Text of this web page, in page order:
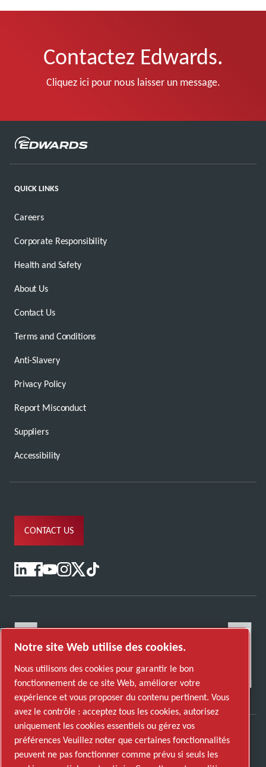
Contactez Edwards.
Cliquez ici pour nous laisser un message.
QUICK LINKS
Careers
Corporate Responsibility
Health and Safety
About Us
Contact Us
Terms and Conditions
Anti-Slavery
Privacy Policy
Report Misconduct
Suppliers
Accessibility
CONTACT US
Découvrez comment le groupe Atlas Copco met
en œuvre une technologie qui transforme
Notre site Web utilise des cookies.
Nous utilisons des cookies pour garantir le bon
fonctionnement de ce site Web, améliorer votre
expérience et vous proposer du contenu pertinent. Vous
avez le contrôle : acceptez tous les cookies, autorisez
uniquement les cookies essentiels ou gérez vos
préférences Veuillez noter que certaines fonctionnalités
peuvent ne pas fonctionner comme prévu si seuls les